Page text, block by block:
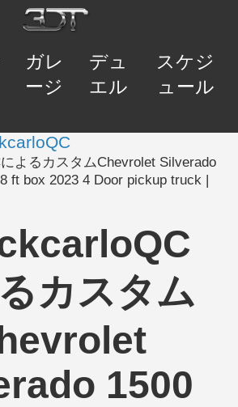
ガレ
ージ
デュ
エル
スケジ
ュール
よるカスタムChevrolet Silverado
ft box 2023 4 Door pickup truck |
カスタム
1500